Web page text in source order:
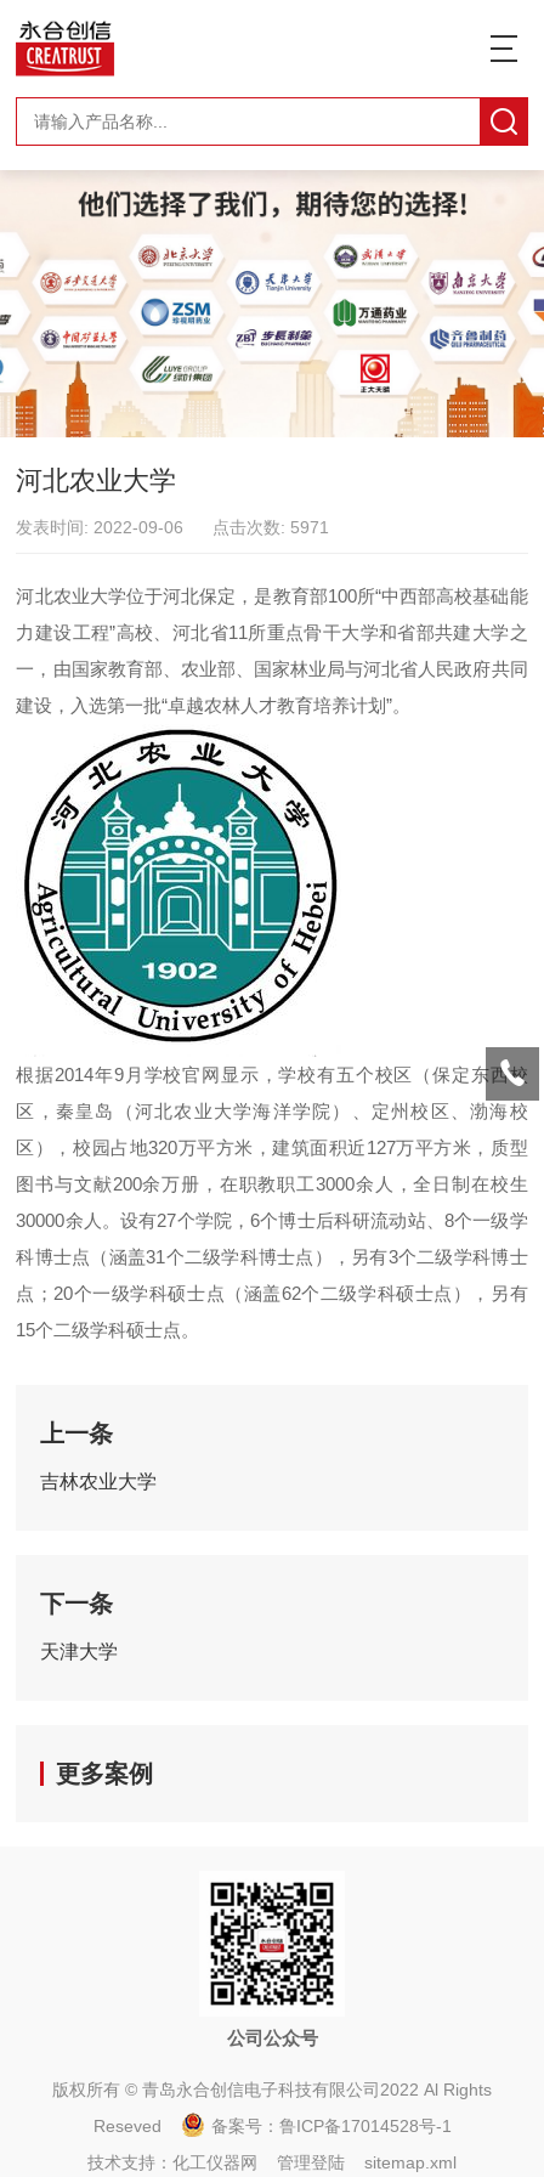
河北农业大学
发表时间: 2022-09-06 点击次数: 5971
河北农业大学位于河北保定，是教育部100所“中西部高校基础能
力建设工程”高校、河北省11所重点骨干大学和省部共建大学之
一，由国家教育部、农业部、国家林业局与河北省人民政府共同
建设，入选第一批“卓越农林人才教育培养计划”。
根据2014年9月学校官网显示，学校有五个校区（保定东西校
区，秦皇岛（河北农业大学海洋学院）、定州校区、渤海校
区），校园占地320万平方米，建筑面积近127万平方米，质型
图书与文献200余万册，在职教职工3000余人，全日制在校生
30000余人。设有27个学院，6个博士后科研流动站、8个一级学
科博士点（涵盖31个二级学科博士点），另有3个二级学科博士
点；20个一级学科硕士点（涵盖62个二级学科硕士点），另有
15个二级学科硕士点。
上一条
吉林农业大学
下一条
天津大学
更多案例
公司公众号
版权所有 © 青岛永合创信电子科技有限公司2022 Al Rights
Reseved
备案号： 鲁ICP备17014528号-1
技术支持： 化工仪器网 管理登陆 sitemap.xml